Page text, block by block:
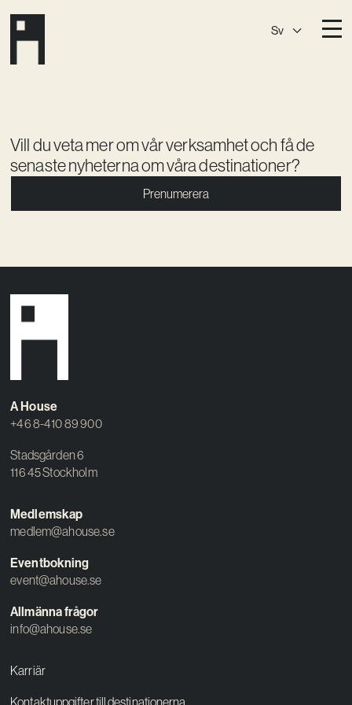
Sv
A HouseSlaktis
A HouseSlussen
Medlemskap
Event­lokaler
Vision
Kontakt
Vill du veta mer om vår verksamhet och få de
senaste nyheterna om våra destinationer?
Prenumerera
A House
+46 8-410 89 900
Stadsgården 6
116 45 Stockholm
Medlemskap
medlem@ahouse.se
Eventbokning
event@ahouse.se
Allmänna frågor
info@ahouse.se
Karriär
Kontaktuppgifter till destinationerna